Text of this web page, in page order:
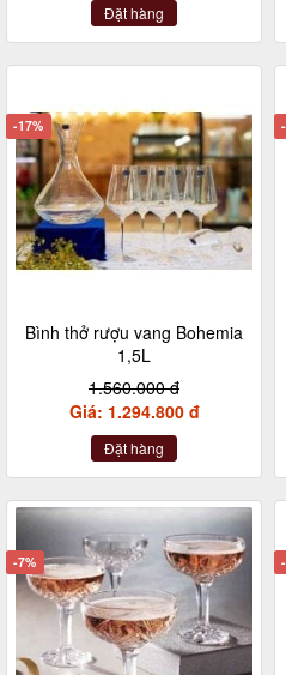
Đặt hàng
-17%
Bình thở rượu vang Bohemia
1,5L
1.560.000 đ
Giá: 1.294.800 đ
Đặt hàng
-7%